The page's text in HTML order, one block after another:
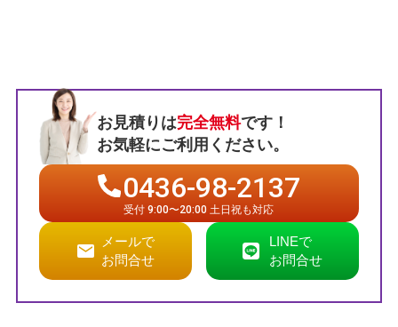
お見積りは完全無料です！
お気軽にご利用ください。
0436-98-2137
受付 9:00〜20:00 土日祝も対応
メールで
お問合せ
LINEで
お問合せ